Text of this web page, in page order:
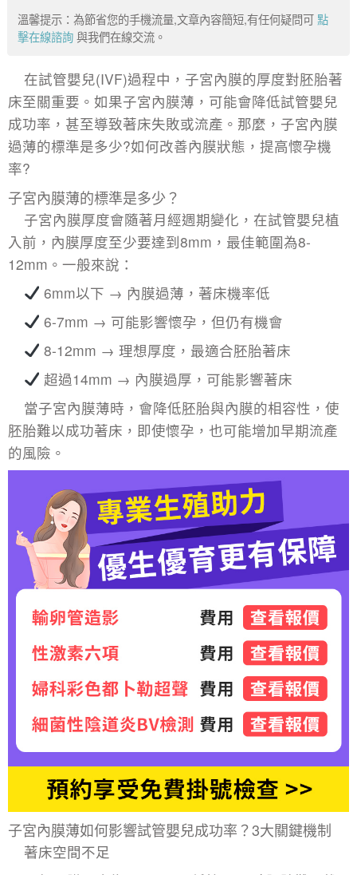
溫馨提示：為節省您的手機流量,文章內容簡短,有任何疑問可點
擊在線諮詢 與我們在線交流。
在試管嬰兒(IVF)過程中，子宮內膜的厚度對胚胎著
床至關重要。如果子宮內膜薄，可能會降低試管嬰兒
成功率，甚至導致著床失敗或流產。那麼，子宮內膜
過薄的標準是多少?如何改善內膜狀態，提高懷孕機
率?
子宮內膜薄的標準是多少？
子宮內膜厚度會隨著月經週期變化，在試管嬰兒植
入前，內膜厚度至少要達到8mm，最佳範圍為8-
12mm。一般來說：
6mm以下 → 內膜過薄，著床機率低
6-7mm → 可能影響懷孕，但仍有機會
8-12mm → 理想厚度，最適合胚胎著床
超過14mm → 內膜過厚，可能影響著床
當子宮內膜薄時，會降低胚胎與內膜的相容性，使
胚胎難以成功著床，即使懷孕，也可能增加早期流產
的風險。
子宮內膜薄如何影響試管嬰兒成功率 ？3大關鍵機制
著床空間不足